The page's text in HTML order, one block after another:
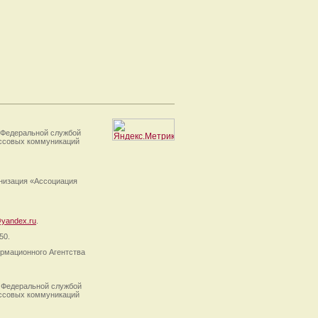
службой
коммуникаций
«Ассоциация
Агентства
службой
коммуникаций